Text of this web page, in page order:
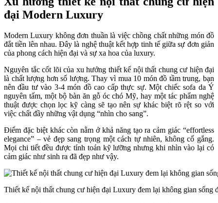
đại Modern Luxury
Modern Luxury không đơn thuần là việc chồng chất những món đồ
đắt tiền lên nhau. Đây là nghệ thuật kết hợp tinh tế giữa sự đơn giản
của phong cách hiện đại và sự xa hoa của luxury.
Nguyên tắc cốt lõi của xu hướng thiết kế nội thất chung cư hiện đại
là chất lượng hơn số lượng. Thay vì mua 10 món đồ tầm trung, bạn
nên đầu tư vào 3-4 món đồ cao cấp thực sự. Một chiếc sofa da Ý
nguyên tấm, một bộ bàn ăn gỗ óc chó Mỹ, hay một tác phẩm nghệ
thuật được chọn lọc kỹ càng sẽ tạo nên sự khác biệt rõ rệt so với
việc chất đầy những vật dụng “nhìn cho sang”.
Điểm đặc biệt khác còn nằm ở khả năng tạo ra cảm giác “effortless
elegance” – vẻ đẹp sang trọng một cách tự nhiên, không cố gắng.
Mọi chi tiết đều được tính toán kỹ lưỡng nhưng khi nhìn vào lại có
cảm giác như sinh ra đã đẹp như vậy.
Thiết kế nội thất chung cư hiện đại Luxury đem lại không gian sống